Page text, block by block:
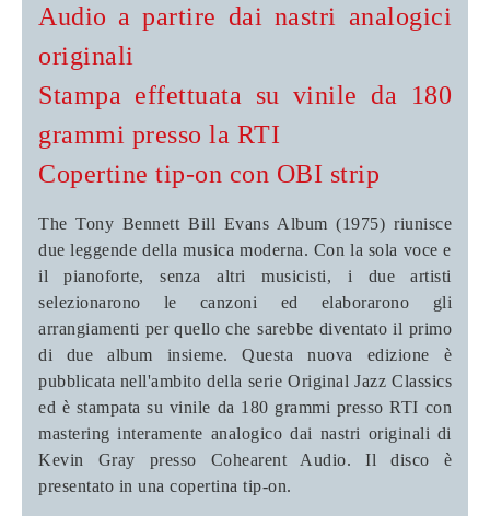
Audio a partire dai nastri analogici
originali
Stampa effettuata su vinile da 180
grammi presso la RTI
Copertine tip-on con OBI strip
The Tony Bennett Bill Evans Album (1975) riunisce
due leggende della musica moderna. Con la sola voce e
il pianoforte, senza altri musicisti, i due artisti
selezionarono le canzoni ed elaborarono gli
arrangiamenti per quello che sarebbe diventato il primo
di due album insieme. Questa nuova edizione è
pubblicata nell'ambito della serie Original Jazz Classics
ed è stampata su vinile da 180 grammi presso RTI con
mastering interamente analogico dai nastri originali di
Kevin Gray presso Cohearent Audio. Il disco è
presentato in una copertina tip-on.